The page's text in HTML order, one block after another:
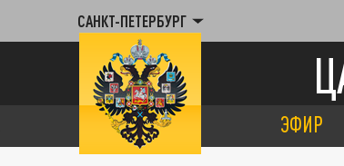
САНКТ-ПЕТЕРБУРГ
ЭФИР